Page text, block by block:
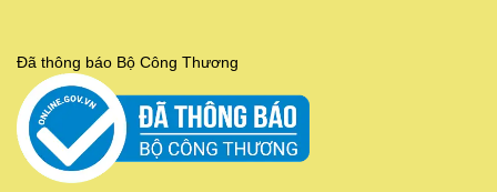
Đã thông báo Bộ Công Thương